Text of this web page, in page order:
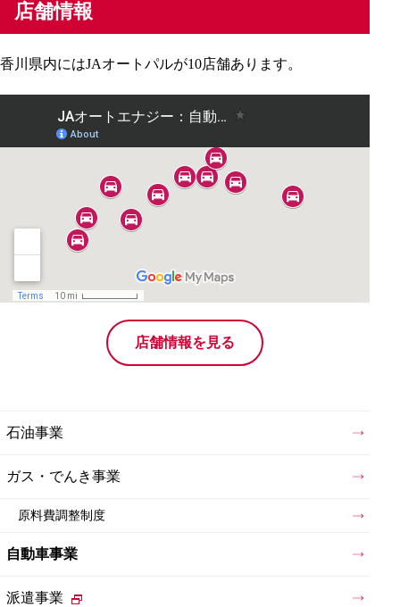
店舗情報
香川県内にはJAオートパルが10店舗あります。
店舗情報を見る
石油事業
ガス・でんき事業
原料費調整制度
自動車事業
派遣事業